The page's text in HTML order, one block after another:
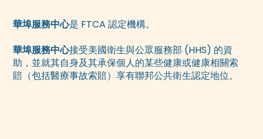
華埠服務中心是 FTCA 認定機構。
華埠服務中心接受美國衛生與公眾服務部 (HHS) 的資
助，並就其自身及其承保個人的某些健康或健康相關索
賠（包括醫療事故索賠）享有聯邦公共衛生認定地位。